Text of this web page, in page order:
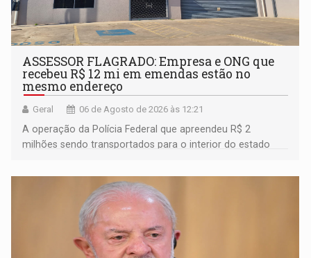
ASSESSOR FLAGRADO: Empresa e ONG que
recebeu R$ 12 mi em emendas estão no
mesmo endereço
Geral 06 de Agosto de 2026 às 12:21
A operação da Polícia Federal que apreendeu R$ 2
milhões sendo transportados para o interior do estado
ligação do suspeito com um deputado federal do União
Brasil por Rondônia